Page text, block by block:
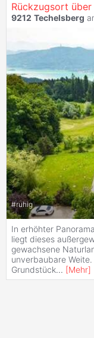
9212 Techelsberg
#ruhig
In erhöhter
liegt dieses
gewachsene
unverbaubare
Grundstück... [Mehr]